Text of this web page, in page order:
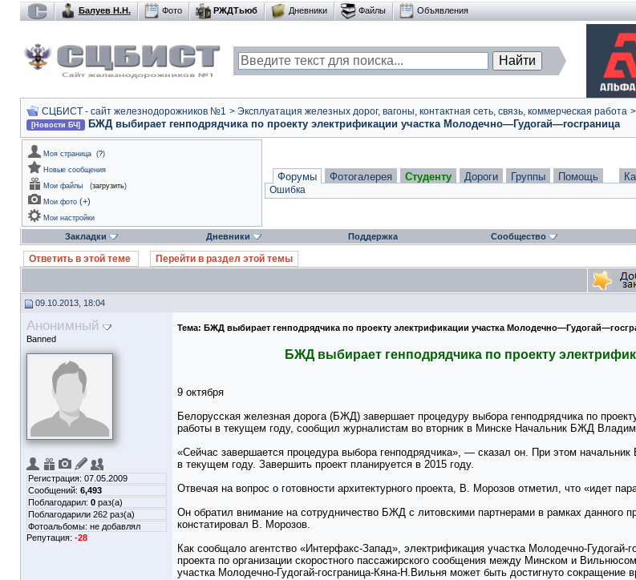
Балуев Н.Н. Фото РЖДТьюб Дневники Файлы Объявления
СЦБИСТ - сайт железнодорожников №1 > Эксплуатация железных дорог, вагоны, контактная сеть, связь, коммерческая работа >
[Новости БЧ] БЖД выбирает генподрядчика по проекту электрификации участка Молодечно—Гудогай—госграница
Моя страница (?)
Новые сообщения
Мои файлы
(загрузить)
Мои фото (+)
Мои настройки
Форумы Фотогалерея Студенту Дороги Группы Помощь
Ошибка
Закладки Дневники Поддержка Сообщество
Ответить в этой теме Перейти в раздел этой темы
09.10.2013, 18:04
Анонимный
Banned
Регистрация: 07.05.2009
Сообщений: 6,493
Поблагодарил: 0 раз(а)
Поблагодарили 262 раз(а)
Фотоальбомы: не добавлял
Репутация: -28
Тема: БЖД выбирает генподрядчика по проекту электрификации участка
БЖД выбирает генподрядчика по проекту
9 октября
Белорусская железная дорога (БЖД) завершает процедуру выбора генподрядчика по
работы в текущем году, сообщил журналистам во вторник в Минске Начальник БЖД
«Сейчас завершается процедура выбора генподрядчика», — сказал он. При этом
в текущем году. Завершить проект планируется в 2015 году.
Отвечая на вопрос о готовности архитектурного проекта, В. Морозов отметил, что «идет
Он обратил внимание на сотрудничество БЖД с литовскими партнерами в рамках данного
констатировал В. Морозов.
Как сообщало агентство «Интерфакс-Запад», электрификация участка Молодечно-Гудогай-
проекта по организации скоростного пассажирского сообщения между Минском и
участка Молодечно-Гудогай-госграница-Кяна-Н.Вильня может быть достигнуто сокращение